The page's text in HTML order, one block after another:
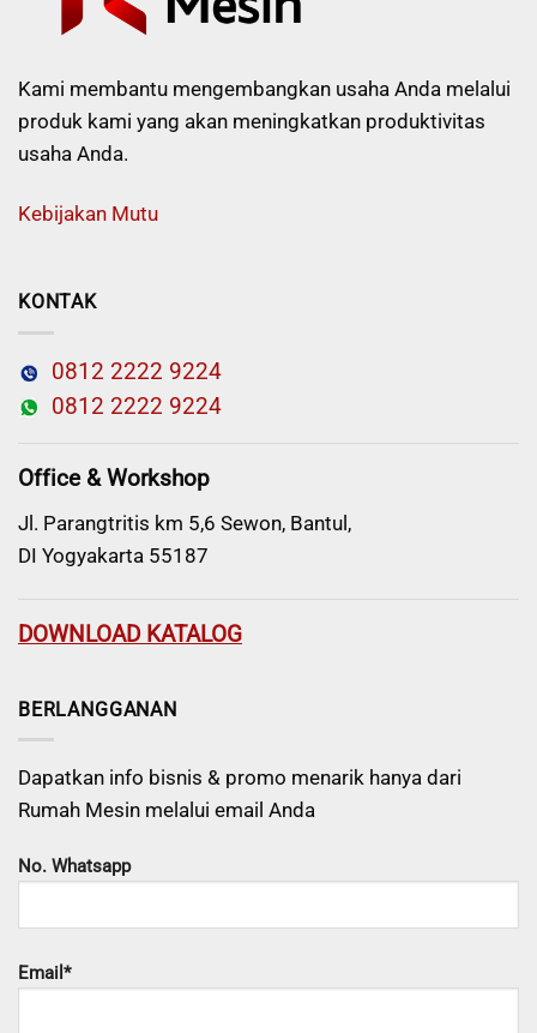
Kami membantu mengembangkan usaha Anda melalui
produk kami yang akan meningkatkan produktivitas
usaha Anda.
Kebijakan Mutu
KONTAK
0812 2222 9224
0812 2222 9224
Office & Workshop
Jl. Parangtritis km 5,6 Sewon, Bantul,
DI Yogyakarta 55187
DOWNLOAD KATALOG
BERLANGGANAN
Dapatkan info bisnis & promo menarik hanya dari
Rumah Mesin melalui email Anda
No. Whatsapp
Email*